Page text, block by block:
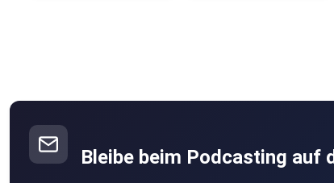
Bleibe beim Podcasting auf